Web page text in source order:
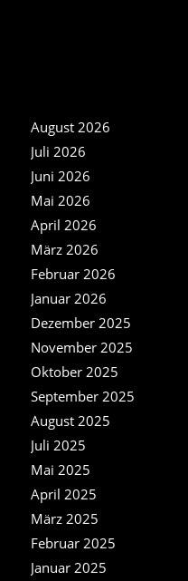
August 2026
Juli 2026
Juni 2026
Mai 2026
April 2026
März 2026
Februar 2026
Januar 2026
Dezember 2025
November 2025
Oktober 2025
September 2025
August 2025
Juli 2025
Mai 2025
April 2025
März 2025
Februar 2025
Januar 2025